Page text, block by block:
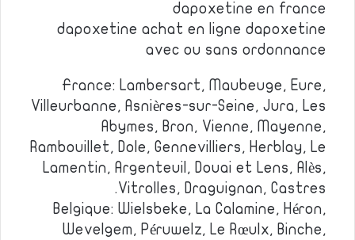
dapoxetine en france
dapoxetine achat en ligne dapoxetine
avec ou sans ordonnance
France: Lambersart, Maubeuge, Eure,
Villeurbanne, Asnières-sur-Seine, Jura, Les
Abymes, Bron, Vienne, Mayenne,
Rambouillet, Dole, Gennevilliers, Herblay, Le
Lamentin, Argenteuil, Douai et Lens, Alès,
Vitrolles, Draguignan, Castres.
Belgique: Wielsbeke, La Calamine, Héron,
Wevelgem, Péruwelz, Le Rœulx, Binche,